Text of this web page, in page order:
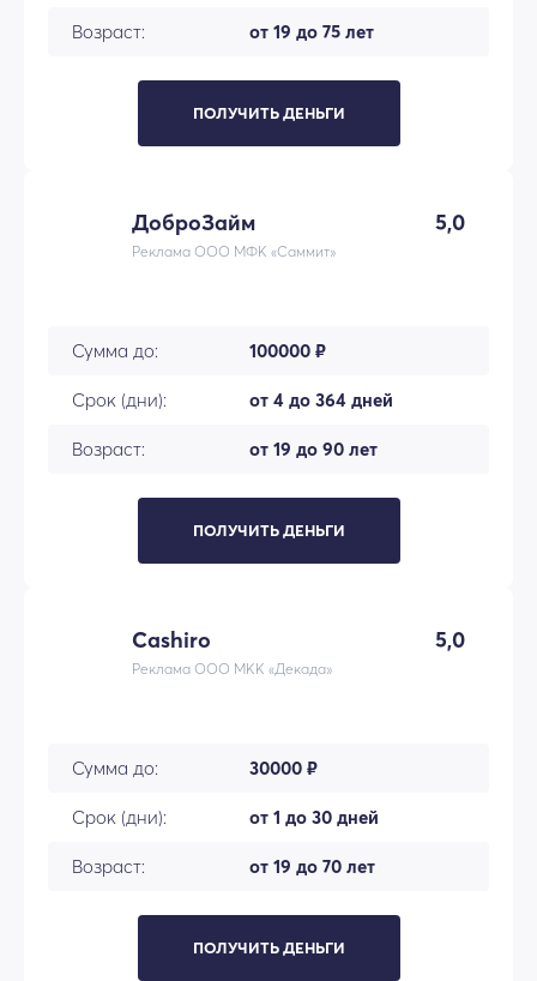
Возраст: от 19 до 75 лет
ПОЛУЧИТЬ ДЕНЬГИ
ДоброЗайм 5,0
Реклама ООО МФК «Саммит»
Сумма до: 100000 ₽
Срок (дни): от 4 до 364 дней
Возраст: от 19 до 90 лет
ПОЛУЧИТЬ ДЕНЬГИ
Cashiro 5,0
Реклама ООО МКК «Декада»
Сумма до: 30000 ₽
Срок (дни): от 1 до 30 дней
Возраст: от 19 до 70 лет
ПОЛУЧИТЬ ДЕНЬГИ